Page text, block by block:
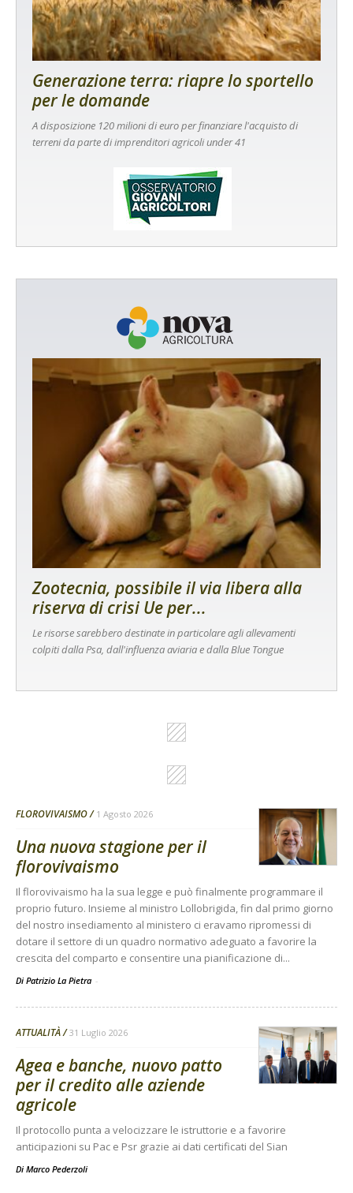
Generazione terra: riapre lo sportello
per le domande
A disposizione 120 milioni di euro per finanziare l'acquisto di
terreni da parte di imprenditori agricoli under 41
Zootecnia, possibile il via libera alla
riserva di crisi Ue per...
Le risorse sarebbero destinate in particolare agli allevamenti
colpiti dalla Psa, dall'influenza aviaria e dalla Blue Tongue
FLOROVIVAISMO 1 Agosto 2026
Una nuova stagione per il
florovivaismo
Il florovivaismo ha la sua legge e può finalmente programmare il
proprio futuro. Insieme al ministro Lollobrigida, fin dal primo giorno
del nostro insediamento al ministero ci eravamo ripromessi di
dotare il settore di un quadro normativo adeguato a favorire la
crescita del comparto e consentire una pianificazione di...
Di Patrizio La Pietra -
ATTUALITÀ 31 Luglio 2026
Agea e banche, nuovo patto
per il credito alle aziende
agricole
Il protocollo punta a velocizzare le istruttorie e a favorire
anticipazioni su Pac e Psr grazie ai dati certificati del Sian
Di Marco Pederzoli